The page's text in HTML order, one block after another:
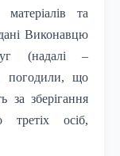
та
Виконавцю
(надалі –
погодили, що
за зберігання
третіх осіб,